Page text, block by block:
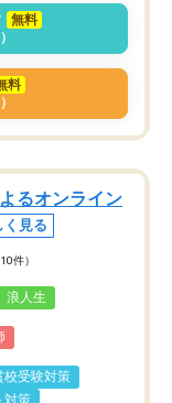
無料
料
るオンライン
く見る
10件）
浪人生
校受験対策
対策